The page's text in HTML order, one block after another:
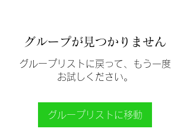
グループが見つかりません
グループリストに戻って、もう一度
お試しください。
グループリストに移動